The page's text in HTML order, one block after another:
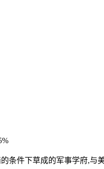
条件下草成的军事学府,与